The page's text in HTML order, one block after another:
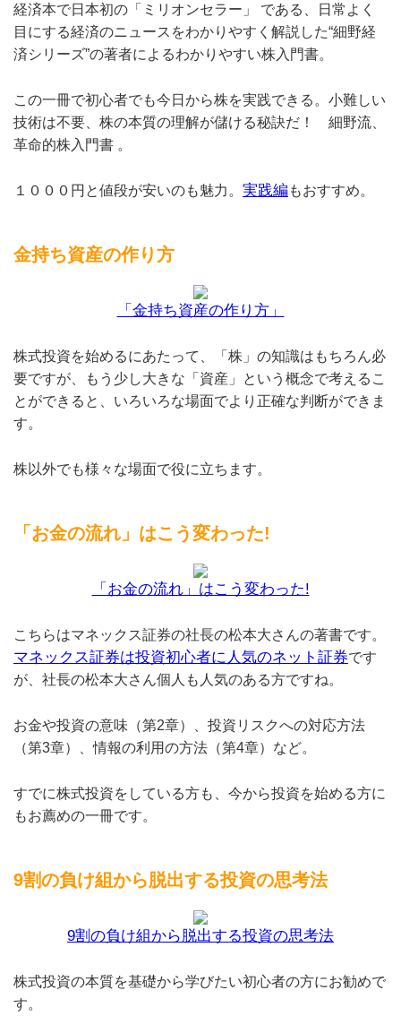
経済本で日本初の「ミリオンセラー」 である、日常よく
目にする経済のニュースをわかりやすく解説した“細野経
済シリーズ”の著者によるわかりやすい株入門書。
この一冊で初心者でも今日から株を実践できる。小難しい
技術は不要、株の本質の理解が儲ける秘訣だ！ 細野流、
革命的株入門書 。
１０００円と値段が安いのも魅力。 実践編 もおすすめ。
金持ち資産の作り方
「金持ち資産の作り方」
株式投資を始めるにあたって、「株」の知識はもちろん必
要ですが、もう少し大きな「資産」という概念で考えるこ
とができると、いろいろな場面でより正確な判断ができま
す。
株以外でも様々な場面で役に立ちます。
「お金の流れ」はこう変わった!
「お金の流れ」はこう変わった!
こちらはマネックス証券の社長の松本大さんの著書です。
マネックス証券は投資初心者に人気のネット証券です
が、社長の松本大さん個人も人気のある方ですね。
お金や投資の意味（第2章）、投資リスクへの対応方法
（第3章）、情報の利用の方法（第4章）など。
すでに株式投資をしている方も、今から投資を始める方に
もお薦めの一冊です。
9割の負け組から脱出する投資の思考法
9割の負け組から脱出する投資の思考法
株式投資の本質を基礎から学びたい初心者の方にお勧めで
す。